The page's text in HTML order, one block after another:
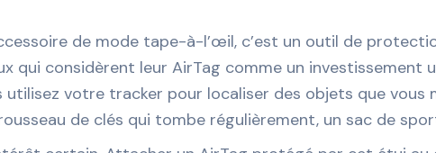
de mode tape-à-l’œil, c’est un outil de
qui considèrent leur AirTag comme un
votre tracker pour localiser des objets que
de clés qui tombe régulièrement, un sac de